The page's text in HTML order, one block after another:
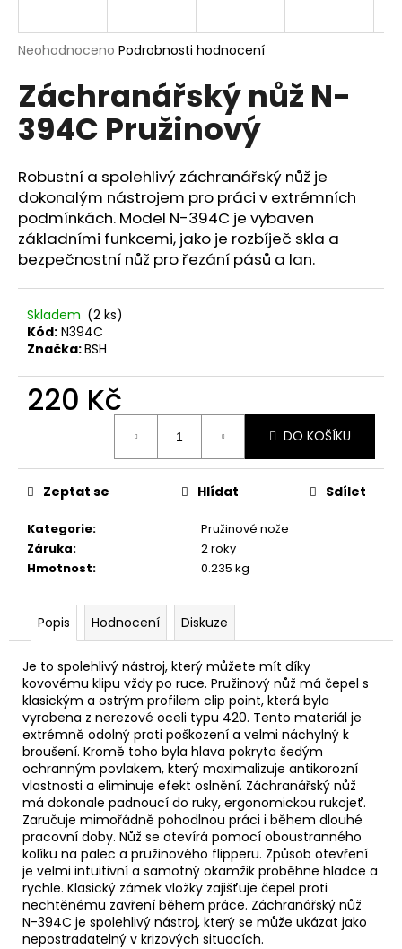
Průměrné
produktu
je
0,0
z
hvězdiček.
Neohodnoceno Podrobnosti hodnocení
Záchranářský nůž N-
394C Pružinový
Robustní a spolehlivý záchranářský nůž je
dokonalým nástrojem pro práci v extrémních
podmínkách. Model N-394C je vybaven
základními funkcemi, jako je rozbíječ skla a
bezpečnostní nůž pro řezání pásů a lan.
Skladem (2 ks)
Kód: N394C
Značka:BSH
220 Kč
DO KOŠÍKU
Kategorie:
Pružinové nože
Záruka:
2 roky
Hmotnost: 0.235 kg
Zeptat se Hlídat Sdílet
Popis Hodnocení Diskuze
Je to spolehlivý nástroj, který můžete mít díky
kovovému klipu vždy po ruce. Pružinový nůž má čepel s
klasickým a ostrým profilem clip point, která byla
vyrobena z nerezové oceli typu 420. Tento materiál je
extrémně odolný proti poškození a velmi náchylný k
broušení. Kromě toho byla hlava pokryta šedým
ochranným povlakem, který maximalizuje antikorozní
vlastnosti a eliminuje efekt oslnění. Záchranářský nůž
má dokonale padnoucí do ruky, ergonomickou rukojeť.
Zaručuje mimořádně pohodlnou práci i během dlouhé
pracovní doby. Nůž se otevírá pomocí oboustranného
kolíku na palec a pružinového flipperu. Způsob otevření
je velmi intuitivní a samotný okamžik proběhne hladce a
rychle. Klasický zámek vložky zajišťuje čepel proti
nechtěnému zavření během práce. Záchranářský nůž
N-394C je spolehlivý nástroj, který se může ukázat jako
nepostradatelný v krizových situacích.
j
t
?
HLEDAT
D
o
p
o
u
e
m
e
PROPICHOVAČ
LOV
NA
CO2
12G
Kč